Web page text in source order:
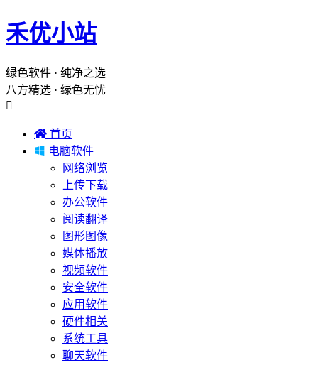
禾优小站
绿色软件 · 纯净之选
八方精选 · 绿色无忧

 首页
 电脑软件
网络浏览
上传下载
办公软件
阅读翻译
图形图像
媒体播放
视频软件
安全软件
应用软件
硬件相关
系统工具
聊天软件